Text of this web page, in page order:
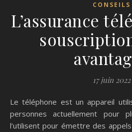
CONSEILS
L’assurance
17 juin 2022
Le téléphone est un appareil utilisé par bon nombre de
personnes actuellement pour
l’utilisent pour émettre des